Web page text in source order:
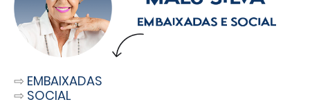
⇨ EMBAIXADAS
⇨ SOCIAL